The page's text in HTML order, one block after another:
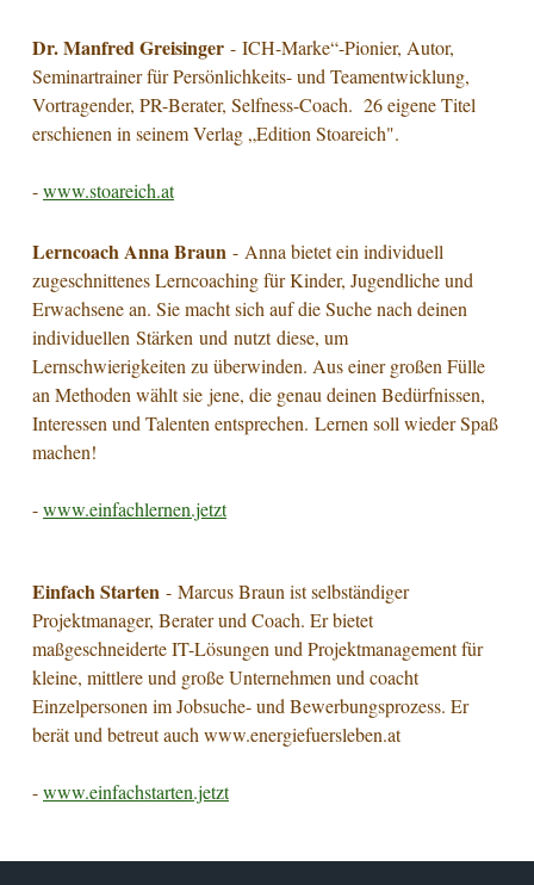
Dr. Manfred Greisinger - ICH-Marke“-Pionier, Autor,
Seminartrainer für Persönlichkeits- und Teamentwicklung,
Vortragender, PR-Berater, Selfness-Coach. 26 eigene Titel
erschienen in seinem Verlag „Edition Stoareich".
-www.stoareich.at
Lerncoach Anna Braun - Anna bietet ein individuell
zugeschnittenes Lerncoaching für Kinder, Jugendliche und
Erwachsene an. Sie macht sich auf die Suche nach deinen
individuellen Stärken und nutzt diese, um
Lernschwierigkeiten zu überwinden. Aus einer großen Fülle
an Methoden wählt sie jene, die genau deinen Bedürfnissen,
Interessen und Talenten entsprechen. Lernen soll wieder Spaß
machen!
-www.einfachlernen.jetzt
Einfach Starten - Marcus Braun ist selbständiger
Projektmanager, Berater und Coach. Er bietet
maßgeschneiderte IT-Lösungen und Projektmanagement für
kleine, mittlere und große Unternehmen und coacht
Einzelpersonen im Jobsuche- und Bewerbungsprozess. Er
berät und betreut auch www.energiefuersleben.at
-www.einfachstarten.jetzt